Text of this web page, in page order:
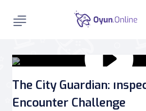
The City Guardian:
Encounter Challenge